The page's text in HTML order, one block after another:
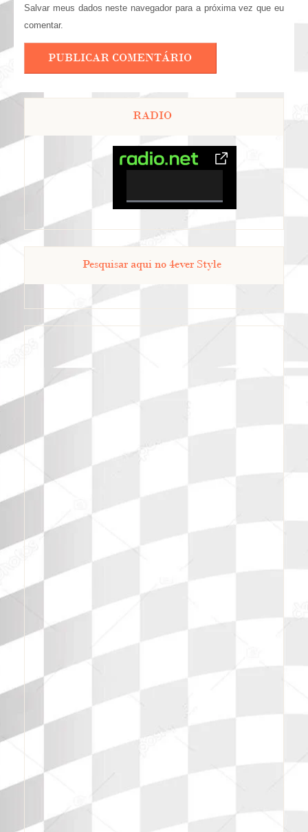
Salvar meus dados neste navegador para a próxima vez que eu
comentar.
RADIO
0%
Pesquisar aqui no 4ever Style